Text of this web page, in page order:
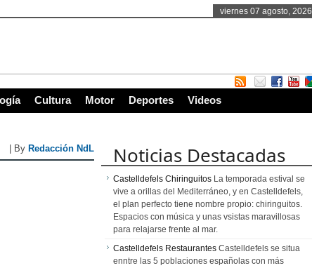
viernes 07 agosto, 2026
Cultura Motor Deportes Videos
| By Redacción NdL Noticias Destacadas
Castelldefels Chiringuitos La temporada estival se
vive a orillas del Mediterráneo, y en Castelldefels,
el plan perfecto tiene nombre propio: chiringuitos.
Espacios con música y unas vsistas maravillosas
para relajarse frente al mar.
Castelldefels Restaurantes Castelldefels se situa
enntre las 5 poblaciones españolas con más